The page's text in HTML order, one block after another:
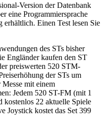
Version der Datenbank
eine Programmiersprache
Einen Test lesen Sie
des STs bisher
Engländer kaufen den ST
preiswerten 520 STM-
der STs um
mit einem
Jedem 520 ST-FM (mit 1
22 aktuelle Spiele
Joystick kostet das Set 399